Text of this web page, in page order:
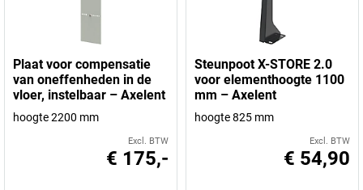
Plaat voor compensatie
van oneffenheden in de
vloer, instelbaar – Axelent
hoogte 2200 mm
Excl. BTW
€ 175,-
Steunpoot X-STORE 2.0
voor elementhoogte 1100
mm – Axelent
hoogte 825 mm
Excl. BTW
€ 54,90